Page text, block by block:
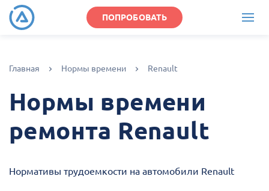
ПОПРОБОВАТЬ
Главная Нормы времени Renault
Нормы времени
ремонта Renault
Нормативы трудоемкости на автомобили Renault